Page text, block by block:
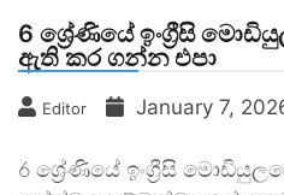
6 ශ්‍රේණියේ ඉංග්‍රීසි
ඇති කර ගන්න එපා
Editor January 7,
6 ශ්‍රේණියේ ඉංග්‍රීසි